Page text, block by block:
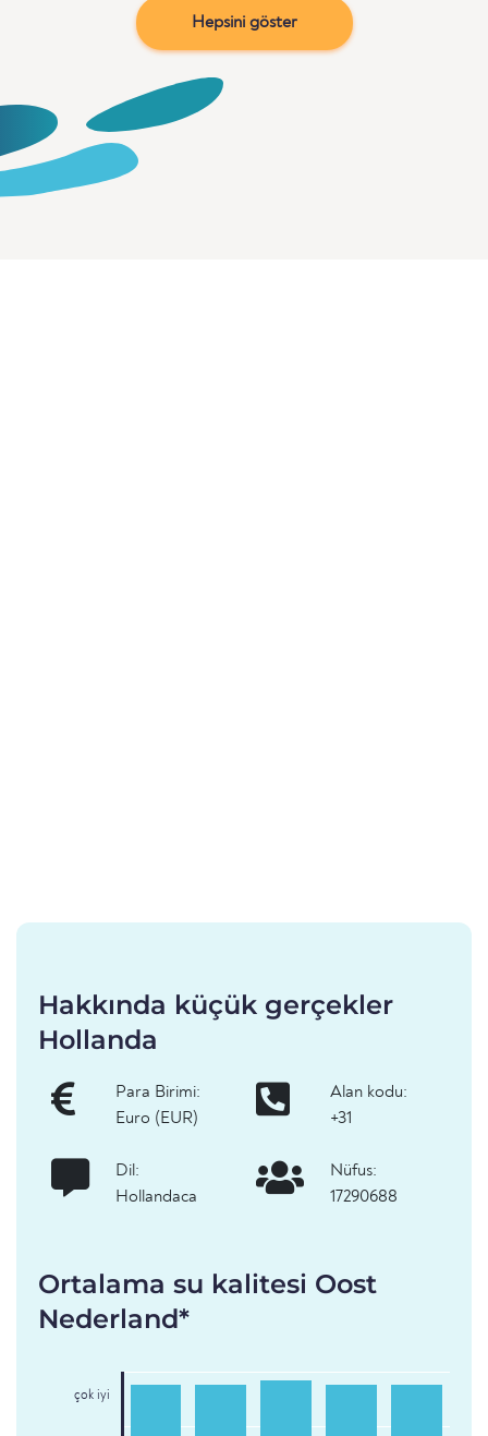
Hepsini göster
Hakkında küçük gerçekler
Hollanda
Para Birimi:
Euro (EUR)
Alan kodu:
+31
Dil:
Hollandaca
Nüfus:
17290688
Ortalama su kalitesi Oost
Nederland*
çok iyi